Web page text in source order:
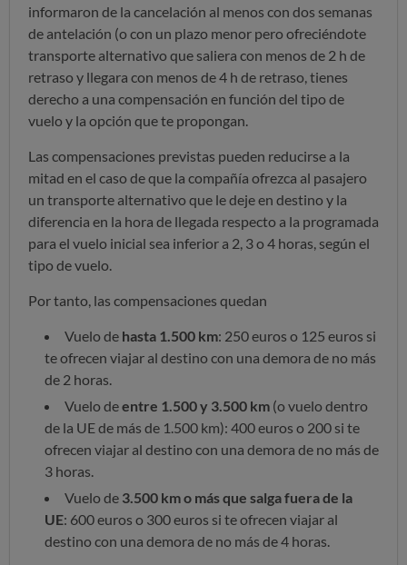
informaron de la cancelación al menos con dos semanas
de antelación (o con un plazo menor pero ofreciéndote
transporte alternativo que saliera con menos de 2 h de
retraso y llegara con menos de 4 h de retraso, tienes
derecho a una compensación en función del tipo de
vuelo y la opción que te propongan.
Las compensaciones previstas pueden reducirse a la
mitad en el caso de que la compañía ofrezca al pasajero
un transporte alternativo que le deje en destino y la
diferencia en la hora de llegada respecto a la programada
para el vuelo inicial sea inferior a 2, 3 o 4 horas, según el
tipo de vuelo.
Por tanto, las compensaciones quedan
Vuelo de hasta 1.500 km: 250 euros o 125 euros si
te ofrecen viajar al destino con una demora de no más
de 2 horas.
Vuelo deentre 1.500 y 3.500 km (o vuelo dentro
de la UE de más de 1.500 km): 400 euros o 200 si te
ofrecen viajar al destino con una demora de no más de
3 horas.
Vuelo de 3.500 km o más que salga fuera de la
UE: 600 euros o 300 euros si te ofrecen viajar al
destino con una demora de no más de 4 horas.